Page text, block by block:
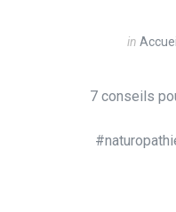
in
7 conseils